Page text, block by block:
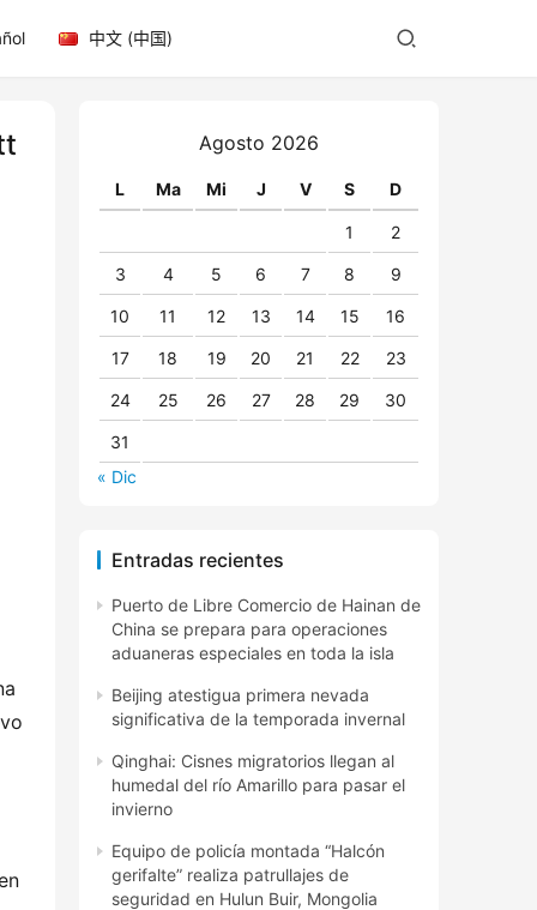
中文 (中国)
Agosto 2026
L Ma Mi J V S D
1 2
3 4 5 6 7 8 9
10 11 12 13 14 15 16
17 18 19 20 21 22 23
24 25 26 27 28 29 30
31
« Dic
Entradas recientes
Puerto de Libre Comercio de Hainan de
China se prepara para operaciones
aduaneras especiales en toda la isla
Beijing atestigua primera nevada
significativa de la temporada invernal
Qinghai: Cisnes migratorios llegan al
humedal del río Amarillo para pasar el
invierno
Equipo de policía montada “Halcón
gerifalte” realiza patrullajes de
seguridad en Hulun Buir, Mongolia